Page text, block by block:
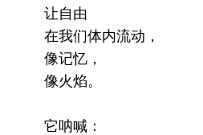
让自由
在我们体内流动，
像记忆，
像火焰。
它呐喊：